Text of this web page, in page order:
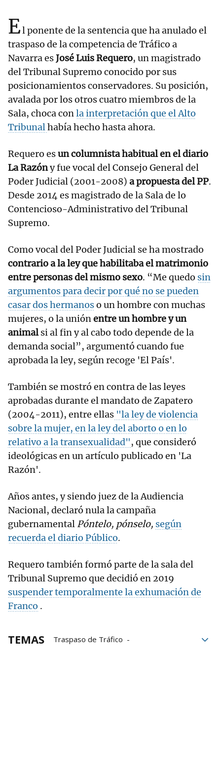
El ponente de la sentencia que ha anulado el
traspaso de la competencia de Tráfico a
Navarra esJosé Luis Requero, un magistrado
del Tribunal Supremo conocido por sus
posicionamientos conservadores. Su posición,
avalada por los otros cuatro miembros de la
Sala, choca conla interpretación que el Alto
Tribunalhabía hecho hasta ahora.
Requero esun columnista habitual en el diario
La Razóny fue vocal del Consejo General del
Poder Judicial (2001-2008) a propuesta del PP.
Desde 2014 es magistrado de la Sala de lo
Contencioso-Administrativo del Tribunal
Supremo.
Como vocal del Poder Judicial se ha mostrado
contrario a la ley que habilitaba el matrimonio
entre personas del mismo sexo. “Me quedo sin
argumentos para decir por qué no se pueden
casar dos hermanoso un hombre con muchas
mujeres, o la uniónentre un hombre y un
animalsi al fin y al cabo todo depende de la
demanda social”, argumentó cuando fue
aprobada la ley, según recoge 'El País'.
También se mostró en contra de las leyes
aprobadas durante el mandato de Zapatero
(2004-2011), entre ellas "la ley de violencia
sobre la mujer, en la ley del aborto o en lo
relativo a la transexualidad", que consideró
ideológicas en un artículo publicado en 'La
Razón'.
Años antes, y siendo juez de la Audiencia
Nacional, declaró nula la campaña
gubernamental Póntelo, pónselo, según
recuerda el diario Público.
Requero también formó parte de la sala del
Tribunal Supremo que decidió en 2019
suspender temporalmente la exhumación de
Franco .
TEMAS
Traspaso de Tráfico